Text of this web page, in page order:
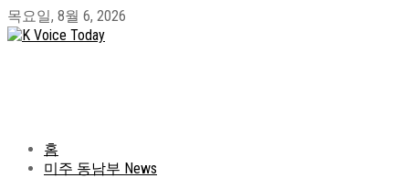
목요일, 8월 6, 2026
홈
미주 동남부 News